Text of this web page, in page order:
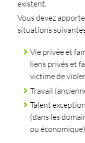
existent.
Vous devez
situations
Vie privée et
liens privés et
victime de
Travail
Talent
(dans les
ou économique)